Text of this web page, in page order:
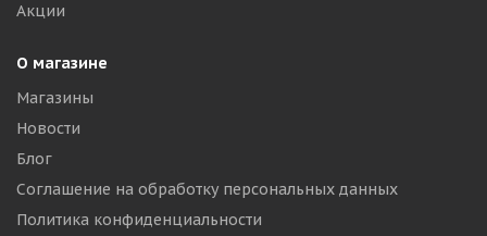
Акции
О магазине
Магазины
Новости
Блог
Соглашение на обработку персональных данных
Политика конфиденциальности